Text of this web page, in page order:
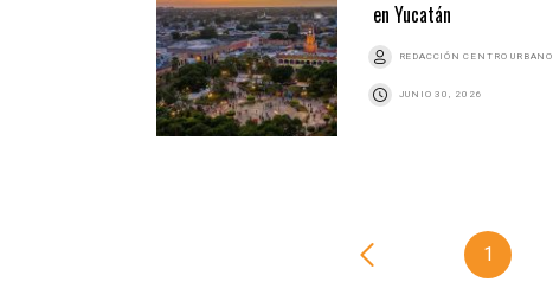
en Yucatán
REDACCIÓN CENTRO URBANO
JUNIO 30, 2026
1